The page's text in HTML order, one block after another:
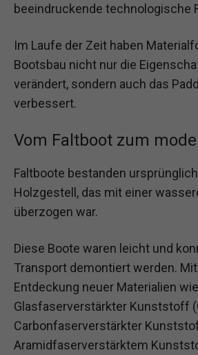
beeindruckende technologische
Im Laufe der Zeit haben
Bootsbau nicht nur die
verändert, sondern auch das
verbessert.
Vom Faltboot zum
Faltboote bestanden
Holzgestell, das mit einer
überzogen war.
Diese Boote waren leicht und
Transport demontiert werden.
Entdeckung neuer Materialien wie
Glasfaserverstärkter Kunststoff
Carbonfaserverstärkter
Aramidfaserverstärktem